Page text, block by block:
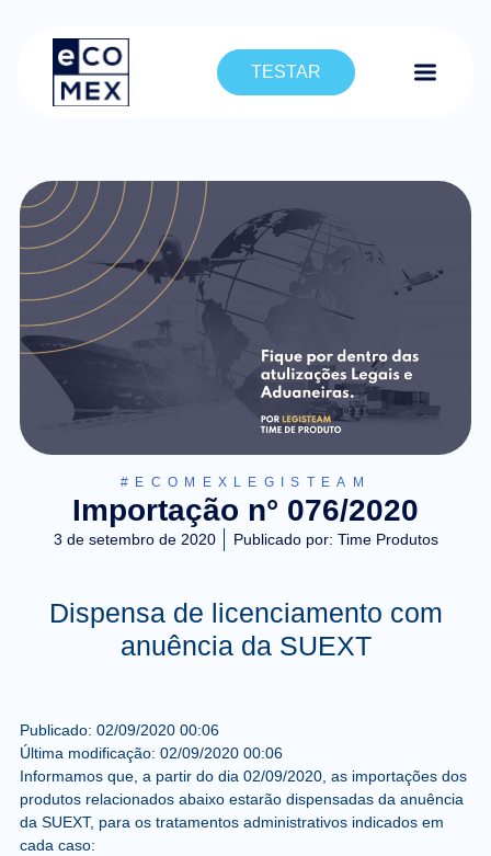
TESTAR
#ECOMEXLEGISTEAM
Importação n° 076/2020
3 de setembro de 2020 Publicado por: Time Produtos
Dispensa de licenciamento com
anuência da SUEXT
Publicado: 02/09/2020 00:06
Última modificação: 02/09/2020 00:06
Informamos que, a partir do dia 02/09/2020, as importações dos
produtos relacionados abaixo estarão dispensadas da anuência
da SUEXT, para os tratamentos administrativos indicados em
cada caso: